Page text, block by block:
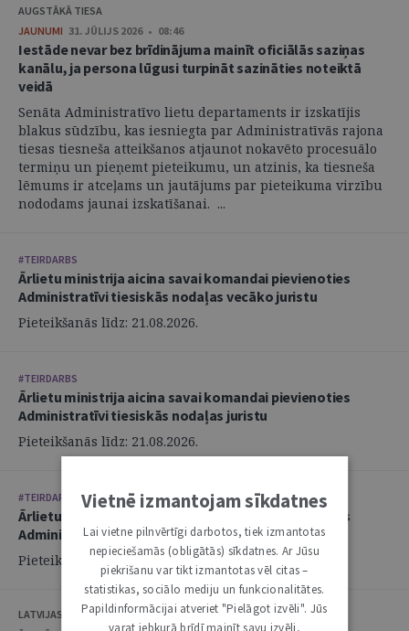
AUGSTĀKĀ TIESA
JAUNUMI 31. JŪLIJS 2026 • 08:46
Iestāde nevar bez brīdinājuma mainīt oficiālās saziņas
kanālu, ja persona lūgusi turpināt sazināties noteiktā
veidā
Senāta Administratīvo lietu departaments ir izskatījis
blakus sūdzību, kas iesniegta par Administratīvās rajona
tiesas tiesneša atteikšanos atjaunot nokavēto procesuālo
termiņu un pieņemt pieteikumu, un atzinis, ka tiesneša
lēmums ir atceļams un jautājums par pieteikuma virzību
nododams jaunai izskatīšanai. ...
#TEIRDARBS
Ārlietu ministrija aicina savai komandai pievienoties
Administratīvi tiesiskās nodaļas vecāko juristu
Pieteikšanās līdz: 21.08.2026.
#TEIRDARBS
Ārlietu ministrija aicina savai komandai pievienoties
Administratīvi tiesiskās nodaļas juristu
Pieteikšanās līdz: 21.08.2026.
#TEIRDARBS
Ārlietu ministrija aicina savai komandai pievienoties
Administratīvi tiesiskās nodaļas juristu
Pieteikšanās līdz: 21.08.2026.
LATVIJAS ZVĒRINĀTU ADVOKĀTU PADOME
Vietnē izmantojam sīkdatnes
Lai vietne pilnvērtīgi darbotos, tiek izmantotas
nepieciešamās (obligātās) sīkdatnes. Ar Jūsu
piekrišanu var tikt izmantotas vēl citas –
statistikas, sociālo mediju un funkcionalitātes.
Papildinformācijai atveriet "Pielāgot izvēli". Jūs
varat jebkurā brīdī mainīt savu izvēli,